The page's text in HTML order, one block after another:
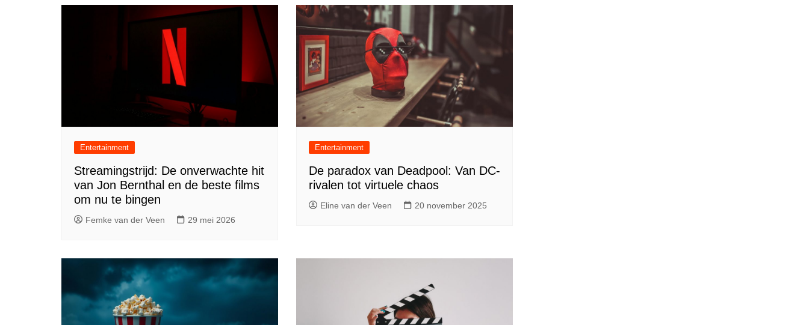
Entertainment
Streamingstrijd: De onverwachte hit
van Jon Bernthal en de beste films
om nu te bingen
Femke van der Veen 29 mei 2026
Entertainment
De paradox van Deadpool: Van DC-
rivalen tot virtuele chaos
Eline van der Veen 20 november 2025